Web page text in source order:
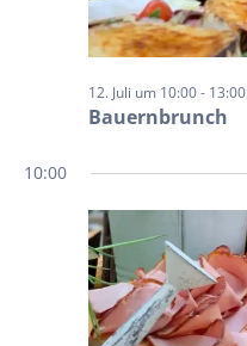
Bauernbrunch
12. Juli um 10:00- 13:00
10:00